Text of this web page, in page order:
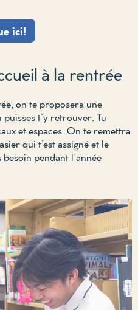
ici!
à la rentrée
, on te proposera une
t’y retrouver. Tu
et espaces. On te remettra
qui t’est assigné et le
pendant l’année